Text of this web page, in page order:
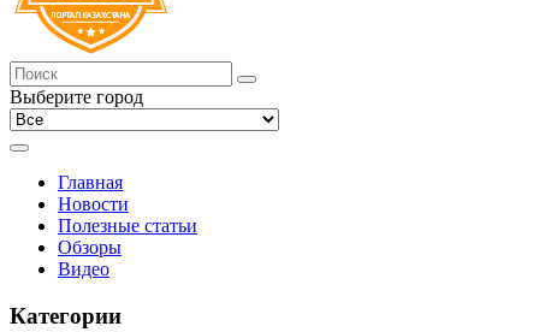
Выберите город
Главная
Новости
Полезные статьи
Обзоры
Видео
Категории